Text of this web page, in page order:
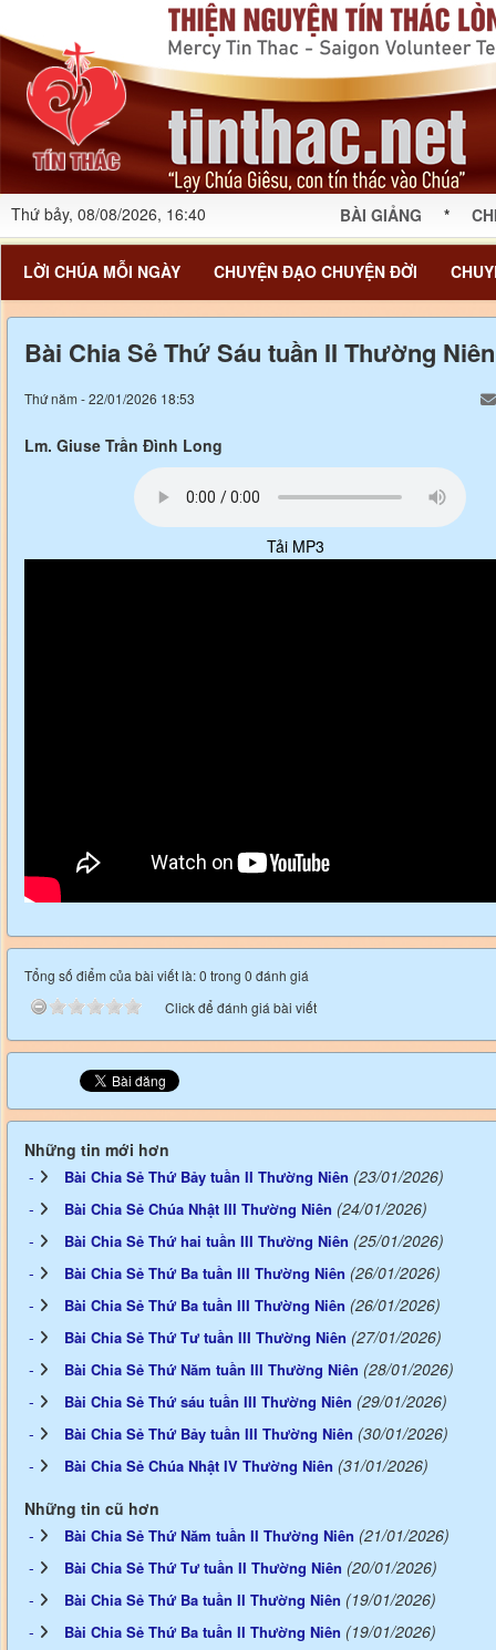
Thứ bảy, 08/08/2026, 16:40 BÀI GIẢNG *
LỜI CHÚA MỖI NGÀY CHUYỆN ĐẠO CHUYỆN ĐỜI
Bài Chia Sẻ Thứ Sáu tuần II Thường Niên
Thứ năm - 22/01/2026 18:53
Lm. Giuse Trần Đình Long
Tải MP3
Tổng số điểm của bài viết là: 0 trong 0 đánh giá
Click để đánh giá bài viết
Những tin mới hơn
Bài Chia Sẻ Thứ Bảy tuần II Thường Niên (23/01/2026)
Bài Chia Sẻ Chúa Nhật III Thường Niên (24/01/2026)
Bài Chia Sẻ Thứ hai tuần III Thường Niên (25/01/2026)
Bài Chia Sẻ Thứ Ba tuần III Thường Niên (26/01/2026)
Bài Chia Sẻ Thứ Ba tuần III Thường Niên (26/01/2026)
Bài Chia Sẻ Thứ Tư tuần III Thường Niên (27/01/2026)
Bài Chia Sẻ Thứ Năm tuần III Thường Niên (28/01/2026)
Bài Chia Sẻ Thứ sáu tuần III Thường Niên (29/01/2026)
Bài Chia Sẻ Thứ Bảy tuần III Thường Niên (30/01/2026)
Bài Chia Sẻ Chúa Nhật IV Thường Niên (31/01/2026)
Những tin cũ hơn
Bài Chia Sẻ Thứ Năm tuần II Thường Niên (21/01/2026)
Bài Chia Sẻ Thứ Tư tuần II Thường Niên (20/01/2026)
Bài Chia Sẻ Thứ Ba tuần II Thường Niên (19/01/2026)
Bài Chia Sẻ Thứ Ba tuần II Thường Niên (19/01/2026)